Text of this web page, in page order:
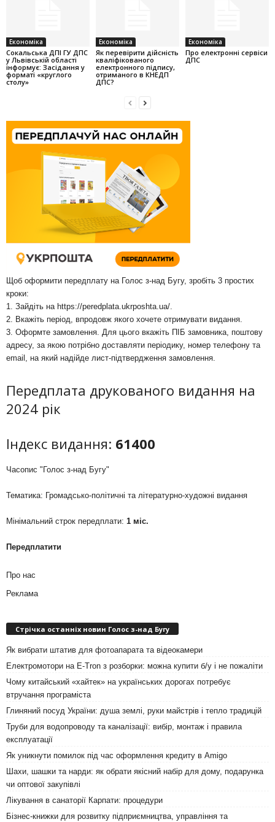
Економіка
Cокальська ДПІ ГУ ДПС
у Львівській області
інформує: Засідання у
форматі «круглого
столу»
Економіка
Як перевірити дійсність
кваліфікованого
електронного підпису,
отриманого в КНЕДП
ДПС?
Економіка
Про електронні сервіси
ДПС
Щоб оформити передплату на Голос з-над Бугу, зробіть 3 простих
кроки:
1. Зайдіть на https://peredplata.ukrposhta.ua/
2. Вкажіть період, впродовж якого хочете отримувати видання.
3. Оформте замовлення. Для цього вкажіть ПІБ замовника, поштову
адресу, за якою потрібно доставляти періодику, номер телефону та
email, на який надійде лист-підтвердження замовлення.
Передплата друкованого видання на
2024 рік
Індекс видання: 61400
Часопис "Голос з-над Бугу"
Тематика: Громадсько-політичні та літературно-художні видання
Мінімальний строк передплати: 1 міс.
Передплатити
Про нас
Реклама
Стрічка останніх новин Голос з-над Бугу
Як вибрати штатив для фотоапарата та відеокамери
Електромотори на E-Tron з розборки: можна купити б/у і не пожаліти
Чому китайський «хайтек» на українських дорогах потребує
втручання програміста
Глиняний посуд України: душа землі, руки майстрів і тепло традицій
Труби для водопроводу та каналізації: вибір, монтаж і правила
експлуатації
Як уникнути помилок під час оформлення кредиту в Amigo
Шахи, шашки та нарди: як обрати якісний набір для дому, подарунка
чи оптової закупівлі
Лікування в санаторії Карпати: процедури
Бізнес-книжки для розвитку підприємництва, управління та